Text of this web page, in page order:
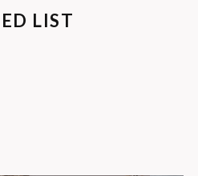
LIST